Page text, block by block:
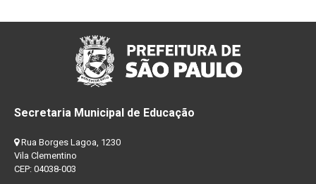
Secretaria Municipal de Educação
Rua Borges Lagoa, 1230
Vila Clementino
CEP: 04038-003